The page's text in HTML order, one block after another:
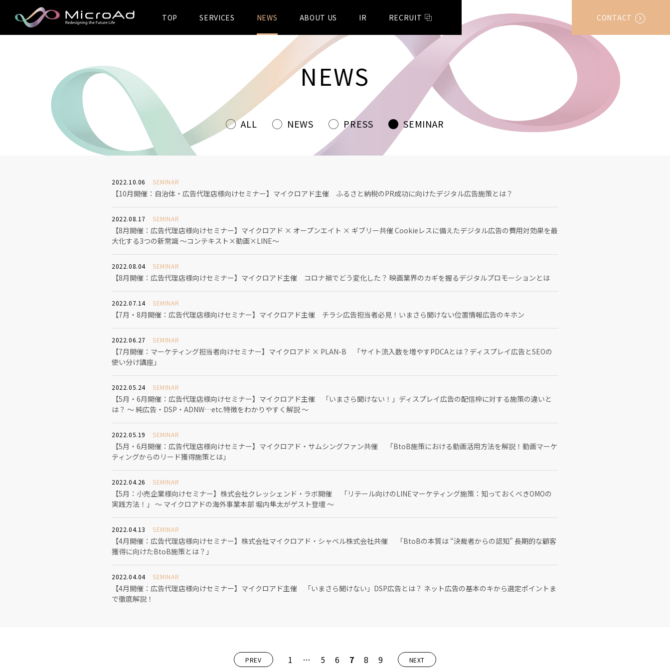
MicroAd -
the Future Life
TOP SERVICES NEWS ABOUT US IR RECRUIT CONTACT
NEWS
ALL NEWS PRESS SEMINAR
2022.10.06 SEMINAR
【10月開催：自治体・広告代理店様向けセミナー】マイクロアド主催 ふるさと納税のPR成功に向けたデジタル広告施策とは？
2022.08.17 SEMINAR
【8月開催：広告代理店様向けセミナー】マイクロアド × オープンエイト × ギブリー共催 Cookieレスに備えたデジタル広告の費用対効果を最
大化する3つの新常識 ～コンテキスト×動画×LINE～
2022.08.04 SEMINAR
【8月開催：広告代理店様向けセミナー】マイクロアド主催 コロナ禍でどう変化した？ 映画業界のカギを握るデジタルプロモーションとは
2022.07.14 SEMINAR
【7月・8月開催：広告代理店様向けセミナー】マイクロアド主催 チラシ広告担当者必見！いまさら聞けない位置情報広告のキホン
2022.06.27 SEMINAR
【7月開催：マーケティング担当者向けセミナー】マイクロアド × PLAN-B 「サイト流入数を増やすPDCAとは？ディスプレイ広告とSEOの
使い分け講座」
2022.05.24 SEMINAR
【5月・6月開催：広告代理店様向けセミナー】マイクロアド主催 「いまさら聞けない！」ディスプレイ広告の配信枠に対する施策の違いと
は？ ～ 純広告・DSP・ADNW…etc.特徴をわかりやすく解説 ～
2022.05.19 SEMINAR
【5月・6月開催：広告代理店様向けセミナー】マイクロアド・サムシングファン共催 「BtoB施策における動画活用方法を解説！動画マーケ
ティングからのリード獲得施策とは」
2022.04.26 SEMINAR
【5月：小売企業様向けセミナー】株式会社クレッシェンド・ラボ開催 「リテール向けのLINEマーケティング施策：知っておくべきOMOの
実践方法！」 〜 マイクロアドの海外事業本部 堀内隼太がゲスト登壇 〜
2022.04.13 SEMINAR
【4月開催：広告代理店様向けセミナー】株式会社マイクロアド・シャベル株式会社共催 「BtoBの本質は “決裁者からの認知” 長期的な顧客
獲得に向けたBtoB施策とは？」
2022.04.04 SEMINAR
【4月開催：広告代理店様向けセミナー】マイクロアド主催 「いまさら聞けない」DSP広告とは？ ネット広告の基本のキから選定ポイントま
で徹底解説！
PREV 1 … 5 6 7 8 9 NEXT